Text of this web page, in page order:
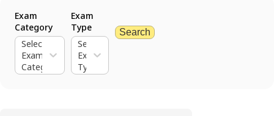
Exam
Category
Select
Exam
Category
Exam
Type
Select
Exam
Type
Search